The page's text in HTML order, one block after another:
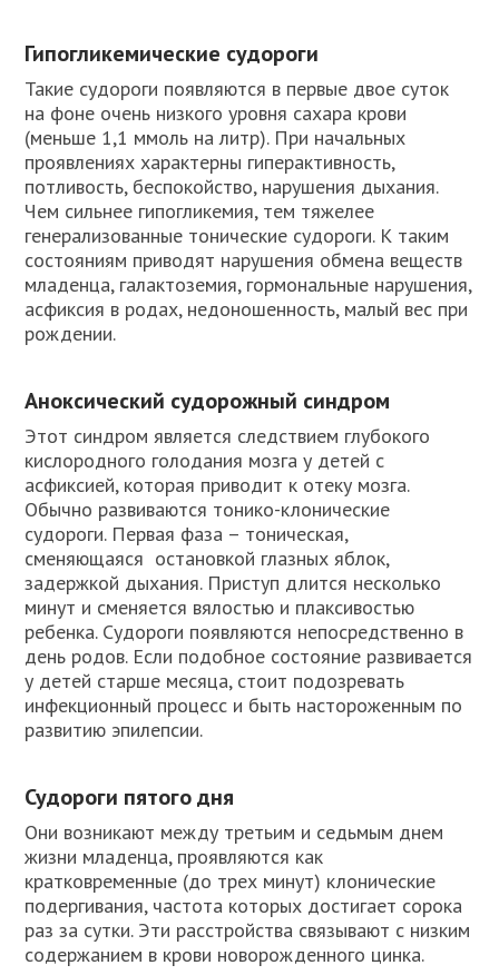
Гипогликемические судороги
Такие судороги появляются в первые двое суток
на фоне очень низкого уровня сахара крови
(меньше 1,1 ммоль на литр). При начальных
проявлениях характерны гиперактивность,
потливость, беспокойство, нарушения дыхания.
Чем сильнее гипогликемия, тем тяжелее
генерализованные тонические судороги. К таким
состояниям приводят нарушения обмена веществ
младенца, галактоземия, гормональные нарушения,
асфиксия в родах, недоношенность, малый вес при
рождении.
Аноксический судорожный синдром
Этот синдром является следствием глубокого
кислородного голодания мозга у детей с
асфиксией, которая приводит к отеку мозга.
Обычно развиваются тонико-клонические
судороги. Первая фаза – тоническая,
сменяющаяся остановкой глазных яблок,
задержкой дыхания. Приступ длится несколько
минут и сменяется вялостью и плаксивостью
ребенка. Судороги появляются непосредственно в
день родов. Если подобное состояние развивается
у детей старше месяца, стоит подозревать
инфекционный процесс и быть настороженным по
развитию эпилепсии.
Судороги пятого дня
Они возникают между третьим и седьмым днем
жизни младенца, проявляются как
кратковременные (до трех минут) клонические
подергивания, частота которых достигает сорока
раз за сутки. Эти расстройства связывают с низким
содержанием в крови новорожденного цинка.